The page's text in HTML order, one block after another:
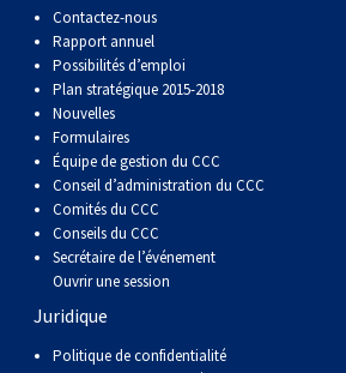
Contactez-nous
Rapport annuel
Possibilités d’emploi
Plan stratégique 2015-2018
Nouvelles
Formulaires
Équipe de gestion du CCC
Conseil d’administration du CCC
Comités du CCC
Conseils du CCC
Secrétaire de l’événement
Ouvrir une session
Juridique
Politique de confidentialité